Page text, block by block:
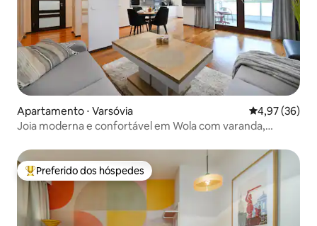
Apartamento ⋅ Varsóvia 4,97 de uma
4,97 (36)
Joia moderna e confortável em Wola com varanda,
Entre os melhores preferidos dos hóspedes
Preferido dos hóspedes